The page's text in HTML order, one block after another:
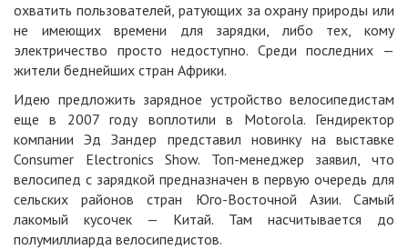
охватить пользователей, ратующих за охрану природы или
не имеющих времени для зарядки, либо тех, кому
электричество просто недоступно. Среди последних —
жители беднейших стран Африки.
Идею предложить зарядное устройство велосипедистам
еще в 2007 году воплотили в Motorola. Гендиректор
компании Эд Зандер представил новинку на выставке
Consumer Electronics Show. Топ-менеджер заявил, что
велосипед с зарядкой предназначен в первую очередь для
сельских районов стран Юго-Восточной Азии. Самый
лакомый кусочек — Китай. Там насчитывается до
полумиллиарда велосипедистов.